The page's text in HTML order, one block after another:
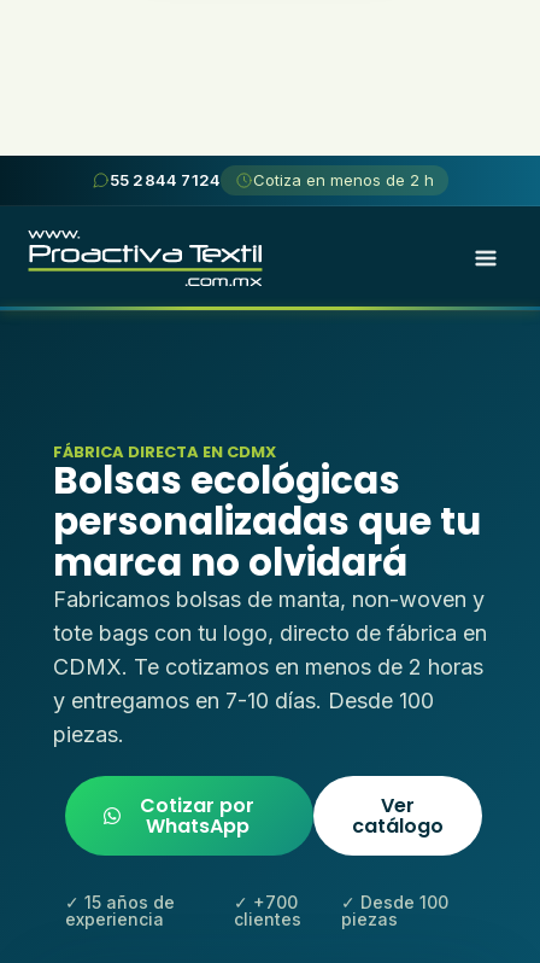
55 2844 7124 Cotiza en menos de 2 h
FÁBRICA DIRECTA EN CDMX
Bolsas ecológicas
personalizadas que tu
marca no olvidará
Fabricamos bolsas de manta, non-woven y
tote bags con tu logo, directo de fábrica en
CDMX. Te cotizamos en menos de 2 horas
y entregamos en 7-10 días. Desde 100
piezas.
Cotizar por
WhatsApp
Ver
catálogo
✓ 15 años de
experiencia
✓ +700
clientes
✓ Desde 100
piezas